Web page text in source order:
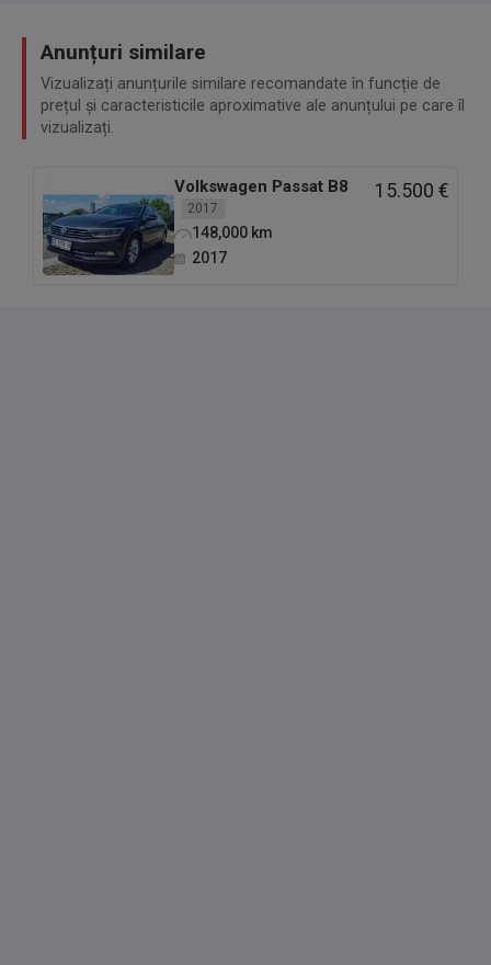
Anunțuri similare
Vizualizați anunțurile similare recomandate în funcție de
prețul și caracteristicile aproximative ale anunțului pe care îl
vizualizați.
Volkswagen Passat B8
2017
15.500 €
148,000 km
2017